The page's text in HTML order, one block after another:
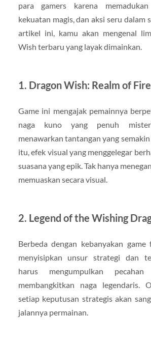
para gamers karena
kekuatan magis, dan aksi seru dalam
artikel ini, kamu akan mengenal
Wish terbaru yang layak dimainkan.
1. Dragon Wish: Realm of Fire
Game ini mengajak pemainnya
naga kuno yang penuh
menawarkan tantangan yang
itu, efek visual yang menggelegar
suasana yang epik. Tak hanya
memuaskan secara visual.
2. Legend of the Wishing
Berbeda dengan kebanyakan
menyisipkan unsur strategi dan
harus mengumpulkan
membangkitkan naga legendaris.
setiap keputusan strategis akan
jalannya permainan.